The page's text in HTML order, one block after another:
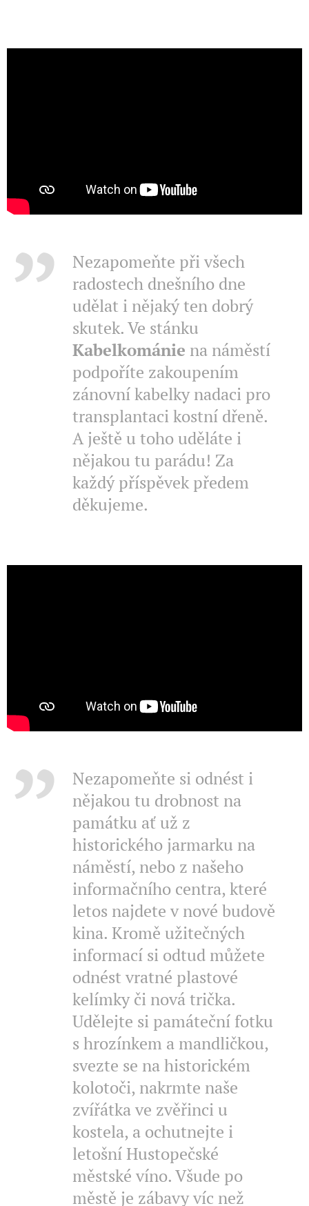
Nezapomeňte při všech
radostech dnešního dne
udělat i nějaký ten dobrý
skutek. Ve stánku
Kabelkománie na náměstí
podpoříte zakoupením
zánovní kabelky nadaci pro
transplantaci kostní dřeně.
A ještě u toho uděláte i
nějakou tu parádu! Za
každý příspěvek předem
děkujeme.
Nezapomeňte si odnést i
nějakou tu drobnost na
památku ať už z
historického jarmarku na
náměstí, nebo z našeho
informačního centra, které
letos najdete v nové budově
kina. Kromě užitečných
informací si odtud můžete
odnést vratné plastové
kelímky či nová trička.
Udělejte si památeční fotku
s hrozínkem a mandličkou,
svezte se na historickém
kolotoči, nakrmte naše
zvířátka ve zvěřinci u
kostela, a ochutnejte i
letošní Hustopečské
městské víno. Všude po
městě je zábavy víc než